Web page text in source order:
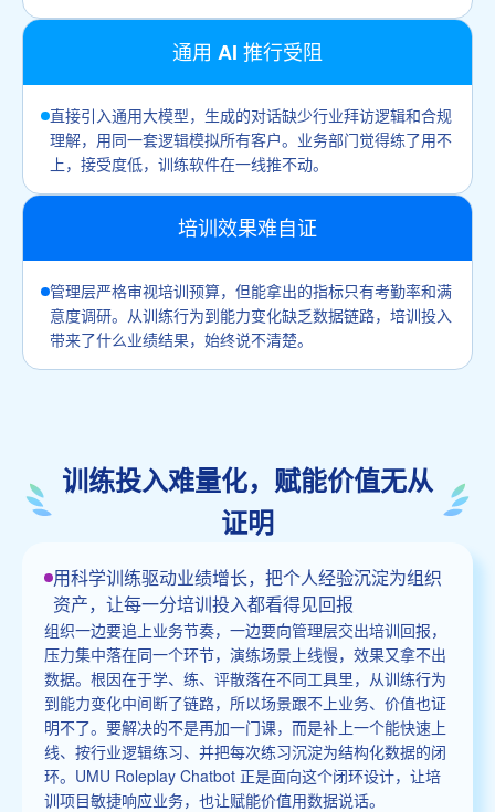
通用 AI 推行受阻
直接引入通用大模型，生成的对话缺少行业拜访逻辑和合规
理解，用同一套逻辑模拟所有客户。业务部门觉得练了用不
上，接受度低，训练软件在一线推不动。
培训效果难自证
管理层严格审视培训预算，但能拿出的指标只有考勤率和满
意度调研。从训练行为到能力变化缺乏数据链路，培训投入
带来了什么业绩结果，始终说不清楚。
训练投入难量化，赋能价值无从
证明
用科学训练驱动业绩增长，把个人经验沉淀为组织
资产，让每一分培训投入都看得见回报
组织一边要追上业务节奏，一边要向管理层交出培训回报，
压力集中落在同一个环节，演练场景上线慢，效果又拿不出
数据。根因在于学、练、评散落在不同工具里，从训练行为
到能力变化中间断了链路，所以场景跟不上业务、价值也证
明不了。要解决的不是再加一门课，而是补上一个能快速上
线、按行业逻辑练习、并把每次练习沉淀为结构化数据的闭
环。UMU Roleplay Chatbot 正是面向这个闭环设计，让培
训项目敏捷响应业务，也让赋能价值用数据说话。